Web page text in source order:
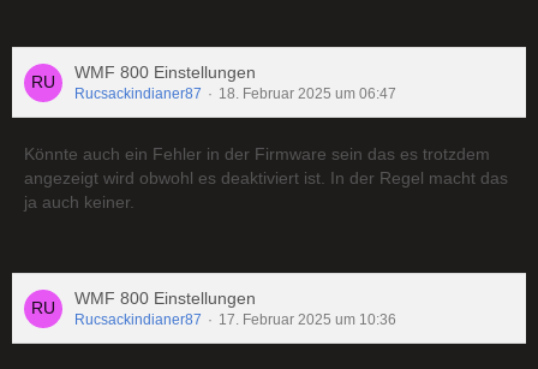
WMF 800 Einstellungen
Rucsackindianer87 18. Februar 2025 um 06:47
Könnte auch ein Fehler in der Firmware sein das es trotzdem
angezeigt wird obwohl es deaktiviert ist. In der Regel macht das
ja auch keiner.
WMF 800 Einstellungen
Rucsackindianer87 17. Februar 2025 um 10:36